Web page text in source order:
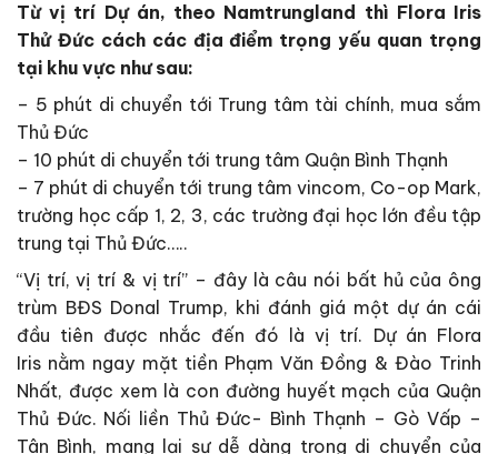
Từ vị trí Dự án, theo Namtrungland thì Flora Iris
Thử Đức cách các địa điểm trọng yếu quan trọng
tại khu vực như sau:
– 5 phút di chuyển tới Trung tâm tài chính, mua sắm
Thủ Đức
– 10 phút di chuyển tới trung tâm Quận Bình Thạnh
– 7 phút di chuyển tới trung tâm vincom, Co-op Mark,
trường học cấp 1, 2, 3, các trường đại học lớn đều tập
trung tại Thủ Đức…..
“Vị trí, vị trí & vị trí” – đây là câu nói bất hủ của ông
trùm BĐS Donal Trump, khi đánh giá một dự án cái
đầu tiên được nhắc đến đó là vị trí. Dự án Flora
Iris nằm ngay mặt tiền Phạm Văn Đồng & Đào Trinh
Nhất, được xem là con đường huyết mạch của Quận
Thủ Đức. Nối liền Thủ Đức- Bình Thạnh – Gò Vấp –
Tân Bình, mang lại sự dễ dàng trong di chuyển của